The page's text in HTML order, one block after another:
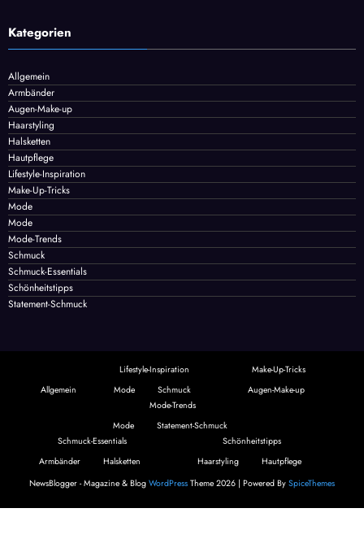
25.
Allgemein
Armbänder
Augen-Make-up
Haarstyling
Halsketten
Hautpflege
Lifestyle-Inspiration
Make-Up-Tricks
Mode
Mode
Mode-Trends
Schmuck
Schmuck-Essentials
Lifestyle-Inspiration
Make-Up-Tricks
Mode-Trends
Schmuck-Essentials
Armbänder
Halsketten
Schönheitstipps
Haarstyling
Hautpflege
NewsBlogger - Magazine & BlogWordPressTheme 2026 | Powered BySpiceThemes